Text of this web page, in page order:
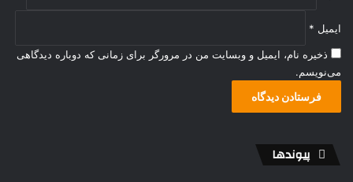
ایمیل *
ذخیره نام، ایمیل و وبسایت من در مرورگر برای زمانی که دوباره دیدگاهی
می‌نویسم.
پیوندها